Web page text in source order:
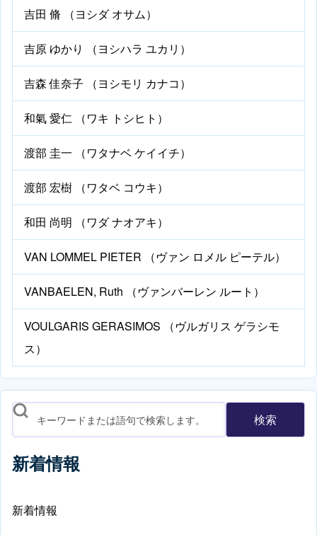
吉田 脩 （ヨシダ オサム）
吉原 ゆかり （ヨシハラ ユカリ）
吉森 佳奈子 （ヨシモリ カナコ）
和氣 愛仁 （ワキ トシヒト）
渡部 圭一 （ワタナベ ケイイチ）
渡部 宏樹 （ワタベ コウキ）
和田 尚明 （ワダ ナオアキ）
VAN LOMMEL PIETER （ヴァン ロメル ピーテル）
VANBAELEN, Ruth （ヴァンバーレン ルート）
VOULGARIS GERASIMOS （ヴルガリス ゲラシモ
ス）
検索
新着情報
新着情報